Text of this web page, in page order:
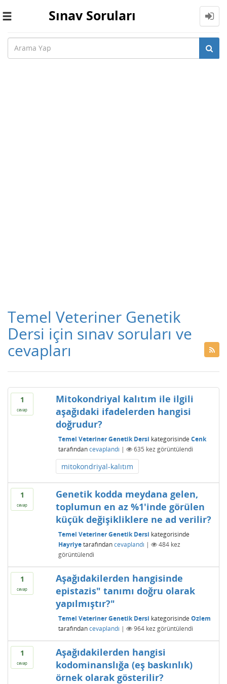
Toggle
Sınav Soruları
Temel Veteriner Genetik
Dersi için sınav soruları ve
cevapları
1
cevap
Mitokondriyal kalıtım ile ilgili
aşağıdaki ifadelerden hangisi
doğrudur?
Temel Veteriner Genetik Dersi kategorisinde Cenk
tarafından cevaplandı | 635 kez görüntülendi
mitokondriyal-kalıtım
1
cevap
Genetik kodda meydana gelen,
toplumun en az %1'inde görülen
küçük değişikliklere ne ad verilir?
Temel Veteriner Genetik Dersi kategorisinde
Hayriye tarafından cevaplandı | 484kez
görüntülendi
1
cevap
Aşağıdakilerden hangisinde
epistazis" tanımı doğru olarak
yapılmıştır?"
Temel Veteriner Genetik Dersi kategorisinde Ozlem
tarafından cevaplandı | 964kez görüntülendi
1
cevap
Aşağıdakilerden hangisi
kodominanslığa (eş baskınlık)
örnek olarak gösterilir?